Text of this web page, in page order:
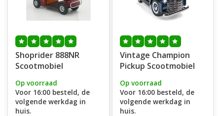
Shoprider 888NR
Scootmobiel
Op voorraad
Voor 16:00 besteld, de
volgende werkdag in
huis.
Vintage Champion
Pickup Scootmobiel
Op voorraad
Voor 16:00 besteld, de
volgende werkdag in
huis.